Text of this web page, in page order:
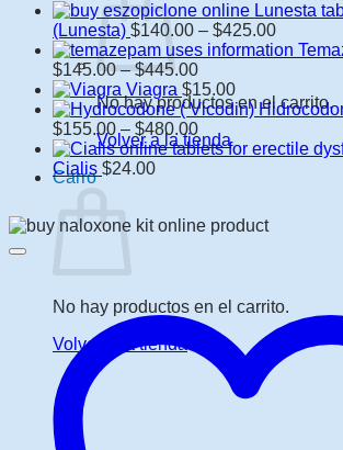
No hay productos en el carrito.
Volver a la tienda
Carro
No hay productos en el carrito.
Volver a la tienda
(Lunesta) $140.00 – $425.00Rango
de
a
$145.00 – $445.00Rango
de
precios:
$145.00
a
Viagra $15.00
$155.00 – $480.00Rango
de
$480.00
Cialis $24.00